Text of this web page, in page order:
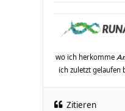
wo ich herkomme
ich zuletzt gelaufen
Zitieren